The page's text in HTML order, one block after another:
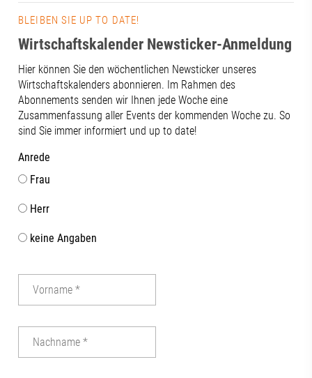
BLEIBEN SIE UP TO DATE!
Wirtschaftskalender Newsticker-Anmeldung
Hier können Sie den wöchentlichen Newsticker unseres
Wirtschaftskalenders abonnieren. Im Rahmen des
Abonnements senden wir Ihnen jede Woche eine
Zusammenfassung aller Events der kommenden Woche zu. So
sind Sie immer informiert und up to date!
Anrede
Frau
Herr
keine Angaben